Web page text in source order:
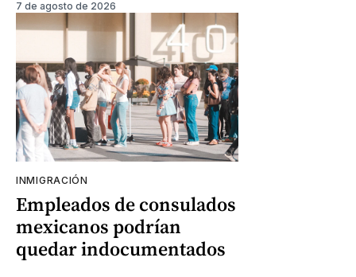
7 de agosto de 2026
INMIGRACIÓN
Empleados de consulados
mexicanos podrían
quedar indocumentados